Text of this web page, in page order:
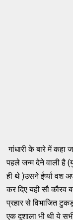
गांधारी के बारे में
पहले जन्म देने वाली है
ही थे )उसने ईर्ष्या वश
कर दिए यही सौ कौरव
प्रहार से विभाजित
एक दुशाला भी थी ये